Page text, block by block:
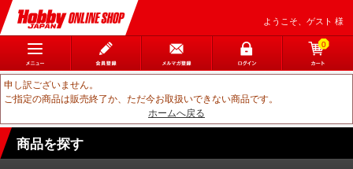
ようこそ、ゲスト 様
0
申し訳ございません。
ご指定の商品は販売終了か、ただ今お取扱いできない商品です。
ホームへ戻る
商品を探す